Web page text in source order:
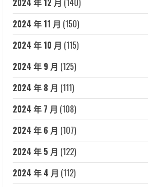
2024 年 11 月 (150)
2024 年 10 月 (115)
2024 年 9 月 (125)
2024 年 8 月 (111)
2024 年 7 月 (108)
2024 年 6 月 (107)
2024 年 5 月 (122)
2024 年 4 月 (112)